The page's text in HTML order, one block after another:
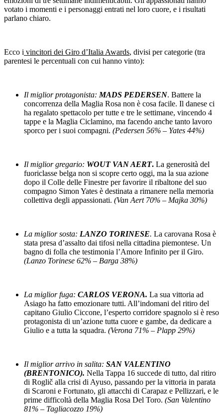
votato i momenti e i personaggi entrati nel loro cuore, e i risultati
parlano chiaro.
Ecco i vincitori dei Giro d’Italia Awards, divisi per categorie (tra
parentesi le percentuali con cui hanno vinto):
Il miglior protagonista:MADS PEDERSEN. Battere la
concorrenza della Maglia Rosa non è cosa facile. Il danese ci
ha regalato spettacolo per tutte e tre le settimane, vincendo 4
tappe e la Maglia Ciclamino, ma facendo anche tanto lavoro
sporco per i suoi compagni. (Pedersen 56% – Yates 44%)
Il miglior gregario: WOUT VAN AERT. La generosità del
fuoriclasse belga non si scopre certo oggi, ma la sua azione
dopo il Colle delle Finestre per favorire il ribaltone del suo
compagno Simon Yates è destinata a rimanere nella memoria
collettiva degli appassionati. (Van Aert 70% – Majka 30%)
La miglior sosta: LANZO TORINESE. La carovana Rosa è
stata presa d’assalto dai tifosi nella cittadina piemontese. Un
bagno di folla che testimonia l’Amore Infinito per il Giro.
(Lanzo Torinese 62% – Barga 38%)
La miglior fuga: CARLOS VERONA. La sua vittoria ad
Asiago ha fatto emozionare tutti. All’indomani del ritiro del
capitano Giulio Ciccone, l’esperto corridore spagnolo si è reso
protagonista di un’azione tutta cuore e gambe, da dedicare a
Giulio e a tutta la squadra. (Verona 71% – Plapp 29%)
Il miglior arrivo in salita: SAN VALENTINO
(BRENTONICO). Nella Tappa 16 succede di tutto, dal ritiro
di Roglič alla crisi di Ayuso, passando per la vittoria in parata
di Scaroni e Fortunato, gli attacchi di Carapaz e Pellizzari, e le
prime difficoltà della Maglia Rosa Del Toro. (San Valentino
81% – Tagliacozzo 19%)